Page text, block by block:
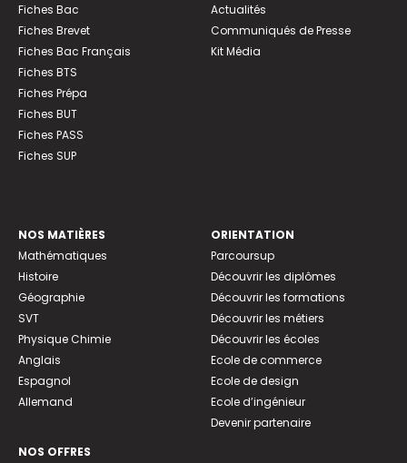
Fiches Bac
Fiches Brevet
Fiches Bac Français
Fiches BTS
Fiches Prépa
Fiches BUT
Fiches PASS
Fiches SUP
Actualités
Communiqués de Presse
Kit Média
NOS MATIÈRES
Mathématiques
Histoire
Géographie
SVT
Physique Chimie
Anglais
Espagnol
Allemand
NOS OFFRES
ORIENTATION
Parcoursup
Découvrir les diplômes
Découvrir les formations
Découvrir les métiers
Découvrir les écoles
Ecole de commerce
Ecole de design
Ecole d’ingénieur
Devenir partenaire